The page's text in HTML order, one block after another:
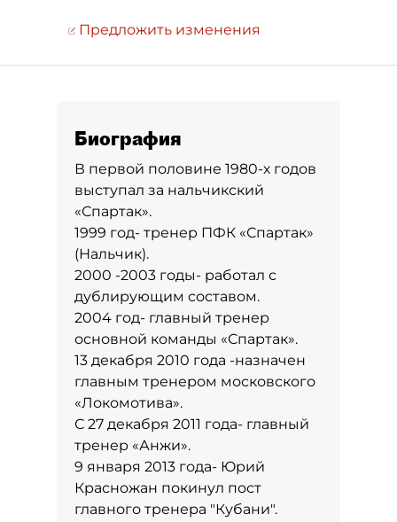
Предложить изменения
Биография
В первой половине 1980-х годов
выступал за нальчикский
«Спартак».
1999 год- тренер ПФК «Спартак»
(Нальчик).
2000 -2003 годы- работал с
дублирующим составом.
2004 год- главный тренер
основной команды «Спартак».
13 декабря 2010 года -назначен
главным тренером московского
«Локомотива».
С 27 декабря 2011 года- главный
тренер «Анжи».
9 января 2013 года- Юрий
Красножан покинул пост
главного тренера "Кубани".